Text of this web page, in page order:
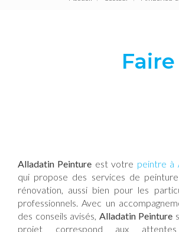
Alladatin Peinture est votre peintre à
qui propose des services de
rénovation, aussi bien pour les
professionnels. Avec un
des conseils avisés, Alladatin Peinture
projet correspond aux